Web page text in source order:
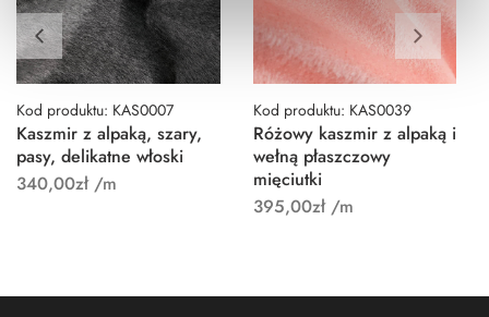
Kod produktu: KAS0007
Kaszmir z alpaką, szary,
pasy, delikatne włoski
340,00zł/m
Kod produktu: KAS0039
Różowy kaszmir z alpaką i
wełną płaszczowy
mięciutki
395,00zł/m